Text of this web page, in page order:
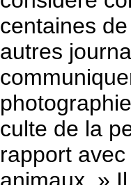
centaines
autres
culte de la
rapport